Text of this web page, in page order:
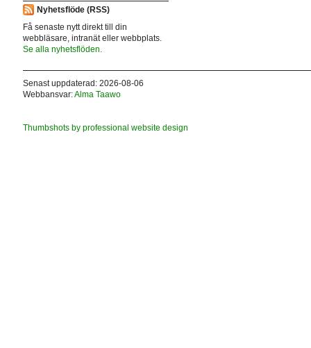
Nyhetsflöde (RSS)
Få senaste nytt direkt till din
webbläsare, intranät eller webbplats.
Se alla nyhetsflöden.
Senast uppdaterad: 2026-08-06
Webbansvar:Alma Taawo
Thumbshots by professional website design